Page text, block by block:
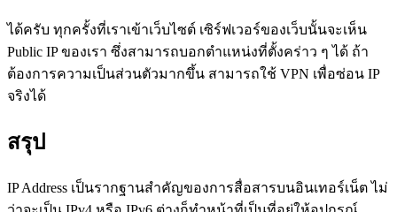
ได้ครับ ทุกครั้งที่เราเข้าเว็บไซต์ เซิร์ฟเวอร์ของเว็บนั้นจะเห็น
Public IP ของเรา ซึ่งสามารถบอกตำแหน่งที่ตั้งคร่าว ๆ ได้ ถ้า
ต้องการความเป็นส่วนตัวมากขึ้น สามารถใช้ VPN เพื่อซ่อน IP
จริงได้
สรุป
IP Address เป็นรากฐานสำคัญของการสื่อสารบนอินเทอร์เน็ต ไม่